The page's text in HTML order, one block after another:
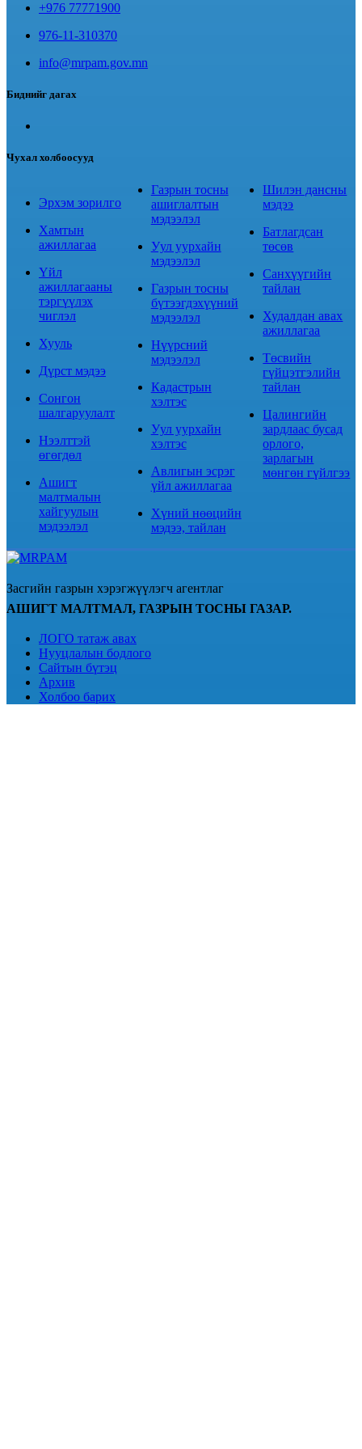
+976 77771900
976-11-310370
info@mrpam.gov.mn
Биднийг дагах
Чухал холбоосууд
Эрхэм зорилго
Хамтын
ажиллагаа
Үйл
ажиллагааны
тэргүүлэх
чиглэл
Хууль
Дүрст мэдээ
Сонгон
шалгаруулалт
Нээлттэй
өгөгдөл
Ашигт
малтмалын
хайгуулын
мэдээлэл
Газрын тосны
ашиглалтын
мэдээлэл
Уул уурхайн
мэдээлэл
Газрын тосны
бүтээгдэхүүний
мэдээлэл
Нүүрсний
мэдээлэл
Кадастрын
хэлтэс
Уул уурхайн
хэлтэс
Авлигын эсрэг
үйл ажиллагаа
Хүний нөөцийн
мэдээ, тайлан
Шилэн дансны
мэдээ
Батлагдсан
төсөв
Санхүүгийн
тайлан
Худалдан авах
ажиллагаа
Төсвийн
гүйцэтгэлийн
тайлан
Цалингийн
зардлаас бусад
орлого,
зарлагын
мөнгөн гүйлгээ
Засгийн газрын хэрэгжүүлэгч агентлаг
АШИГТ МАЛТМАЛ, ГАЗРЫН ТОСНЫ ГАЗАР.
ЛОГО татаж авах
Нууцлалын бодлого
Сайтын бүтэц
Архив
Холбоо барих